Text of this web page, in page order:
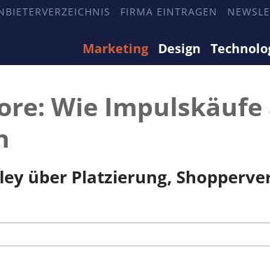
FIRMA EINTRAGEN
Marketing Design
Wie
über Platzierung,